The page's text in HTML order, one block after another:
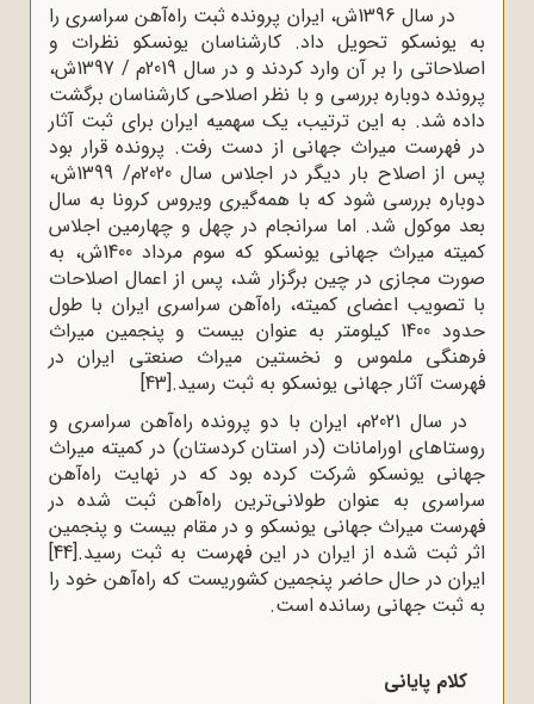
در سال 1396ش، ایران پرونده ثبت راه‌آهن سراسری را
به یونسکو تحویل داد. کارشناسان یونسکو نظرات و
اصلاحاتی را بر آن وارد کردند و در سال 2019م / 1397ش،
پرونده دوباره بررسی و با نظر اصلاحی کارشناسان برگشت
داده شد. به این ترتیب، یک سهمیه ایران برای ثبت آثار
در فهرست میراث جهانی از دست رفت. پرونده قرار بود
پس از اصلاح بار دیگر در اجلاس سال 2020م/ 1399ش،
دوباره بررسی شود که با همه‌گیری ویروس کرونا به سال
بعد موکول شد. اما سرانجام در چهل و چهارمین اجلاس
کمیته میراث جهانی یونسکو که سوم مرداد 1400ش، به
صورت مجازی در چین برگزار شد، پس از اعمال اصلاحات
با تصویب اعضای کمیته، راه‌آهن سراسری ایران با طول
حدود 1400 کیلومتر به عنوان بیست و پنجمین میراث
فرهنگی ملموس و نخستین میراث صنعتی ایران در
فهرست آثار جهانی یونسکو به ثبت رسید.[43]
در سال 2021م، ایران با دو پرونده راه‌آهن سراسری و
روستاهای اورامانات (در استان کردستان) در کمیته میراث
جهانی یونسکو شرکت کرده بود که در نهایت راه‌آهن
سراسری به عنوان طولانی‌ترین راه‌آهن ثبت شده در
فهرست میراث جهانی یونسکو و در مقام بیست و پنجمین
اثر ثبت شده از ایران در این فهرست به ثبت رسید.[44]
ایران در حال حاضر پنجمین کشوریست که راه‌آهن خود را
به ثبت جهانی رسانده است.
کلام پایانی